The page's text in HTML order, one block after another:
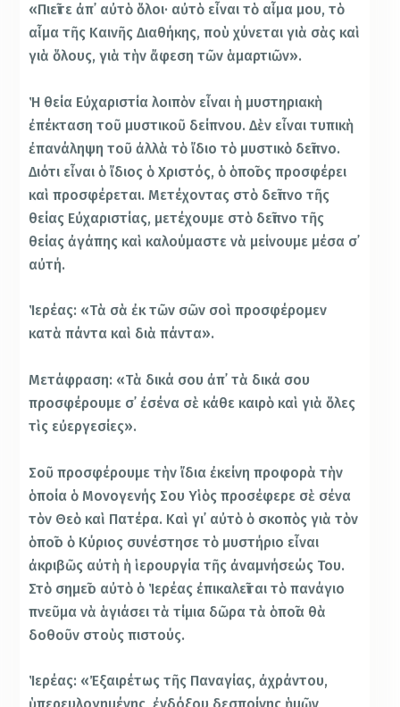
«Πιεῖτε ἀπ᾿ αὐτὸ ὅλοι· αὐτὸ εἶναι τὸ αἷμα μου, τὸ
αἷμα τῆς Καινῆς Διαθήκης, ποὺ χύνεται γιὰ σὰς καὶ
γιὰ ὅλους, γιὰ τὴν ἄφεση τῶν ἁμαρτιῶν».
Ἡ θεία Εὐχαριστία λοιπὸν εἶναι ἡ μυστηριακὴ
ἐπέκταση τοῦ μυστικοῦ δείπνου. Δὲν εἶναι τυπικὴ
ἐπανάληψη τοῦ ἀλλὰ τὸ ἴδιο τὸ μυστικὸ δεῖπνο.
Διότι εἶναι ὁ ἴδιος ὁ Χριστός, ὁ ὁποῖος προσφέρει
καὶ προσφέρεται. Μετέχοντας στὸ δεῖπνο τῆς
θείας Εὐχαριστίας, μετέχουμε στὸ δεῖπνο τῆς
θείας ἀγάπης καὶ καλούμαστε νὰ μείνουμε μέσα σ᾿
αὐτή.
Ἱερέας: «Τὰ σὰ ἐκ τῶν σῶν σοὶ προσφέρομεν
κατὰ πάντα καὶ διὰ πάντα».
Μετάφραση: «Τὰ δικά σου ἀπ᾿ τὰ δικά σου
προσφέρουμε σ᾿ ἐσένα σὲ κάθε καιρὸ καὶ γιὰ ὅλες
τὶς εὐεργεσίες».
Σοῦ προσφέρουμε τὴν ἴδια ἐκείνη προφορὰ τὴν
ὁποία ὁ Μονογενής Σου Υἱὸς προσέφερε σὲ σένα
τὸν Θεὸ καὶ Πατέρα. Καὶ γι᾿ αὐτὸ ὁ σκοπὸς γιὰ τὸν
ὁποῖο ὁ Κύριος συνέστησε τὸ μυστήριο εἶναι
ἀκριβῶς αὐτὴ ἡ ἱερουργία τῆς ἀναμνήσεώς Του.
Στὸ σημεῖο αὐτὸ ὁ Ἱερέας ἐπικαλεῖται τὸ πανάγιο
πνεῦμα νὰ ἁγιάσει τὰ τίμια δῶρα τὰ ὁποῖα θὰ
δοθοῦν στοὺς πιστούς.
Ἱερέας: «Ἐξαιρέτως τῆς Παναγίας, ἀχράντου,